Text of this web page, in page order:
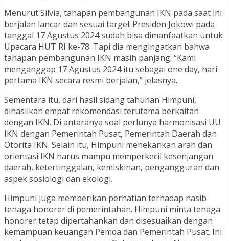
Menurut Silvia, tahapan pembangunan IKN pada saat ini
berjalan lancar dan sesuai target Presiden Jokowi pada
tanggal 17 Agustus 2024 sudah bisa dimanfaatkan untuk
Upacara HUT RI ke-78. Tapi dia mengingatkan bahwa
tahapan pembangunan IKN masih panjang. “Kami
menganggap 17 Agustus 2024 itu sebagai one day, hari
pertama IKN secara resmi berjalan,” jelasnya.
Sementara itu, dari hasil sidang tahunan Himpuni,
dihasilkan empat rekomendasi terutama berkaitan
dengan IKN. Di antaranya soal perlunya harmonisasi UU
IKN dengan Pemerintah Pusat, Pemerintah Daerah dan
Otorita IKN. Selain itu, Himpuni menekankan arah dan
orientasi IKN harus mampu memperkecil kesenjangan
daerah, ketertinggalan, kemiskinan, pengangguran dan
aspek sosiologi dan ekologi.
Himpuni juga memberikan perhatian terhadap nasib
tenaga honorer di pemerintahan. Himpuni minta tenaga
honorer tetap dipertahankan dan disesuaikan dengan
kemampuan keuangan Pemda dan Pemerintah Pusat. Ini